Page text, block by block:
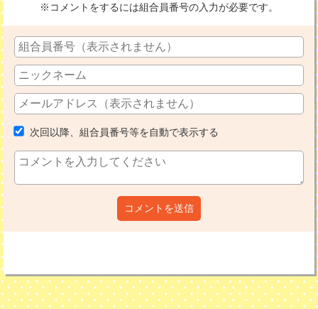
※コメントをするには組合員番号の入力が必要です。
次回以降、組合員番号等を自動で表示する
コメントを送信